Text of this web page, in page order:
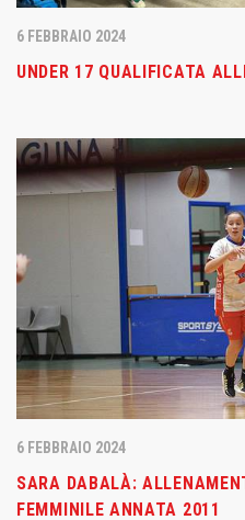
6 FEBBRAIO 2024
UNDER 17 QUALIFICATA
6 FEBBRAIO 2024
SARA DABALÀ:
FEMMINILE ANNATA 2011